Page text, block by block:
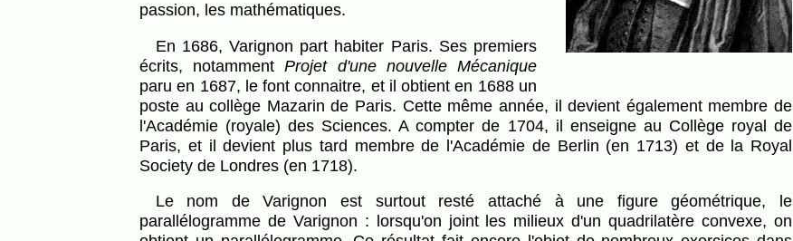
passion, les mathématiques.
En 1686, Varignon part habiter Paris. Ses premiers
écrits, notammentProjet d'une nouvelle Mécanique
paru en 1687, le font connaitre, et il obtient en 1688 un
poste au collège Mazarin de Paris. Cette même année, il devient également membre de
l'Académie (royale) des Sciences. A compter de 1704, il enseigne au Collège royal de
Paris, et il devient plus tard membre de l'Académie de Berlin (en 1713) et de la Royal
Society de Londres (en 1718).
Le nom de Varignon est surtout resté attaché à une figure géométrique, le
parallélogramme de Varignon : lorsqu'on joint les milieux d'un quadrilatère convexe, on